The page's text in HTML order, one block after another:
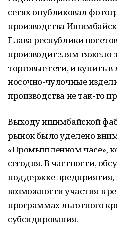
сетях опубликовал
производства
Глава республики
производителям тяжело
торговые сети, и купить
носочно-чулочные
производства не так-то
Выходу ишимбайской
рынок было уделено
«Промышленном часе»,
сегодня. В частности,
поддержке предприятия,
возможности участия в
программах льготного
субсидирования.